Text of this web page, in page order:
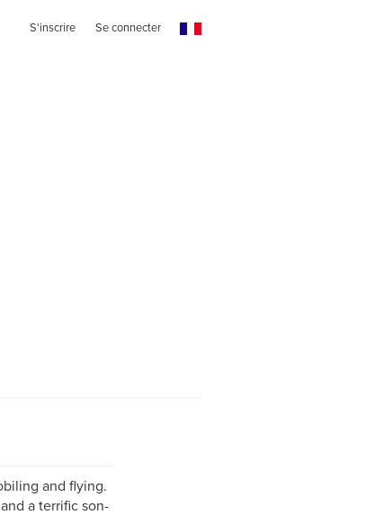
S'inscrire Se connecter
and flying.
a terrific son-